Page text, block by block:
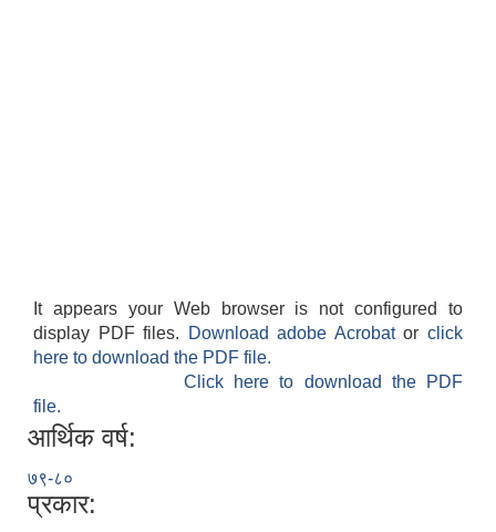
It appears your Web browser is not configured to
display PDF files.
Download adobe Acrobatorclick
here to download the PDF file.
Click here to download the PDF
file.
आर्थिक वर्ष:
७९-८०
प्रकार: